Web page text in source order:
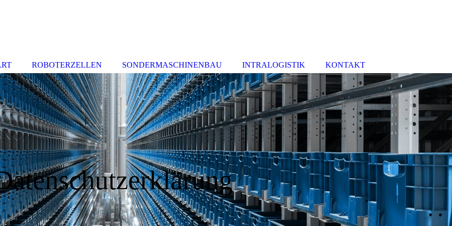
ROBOTERZELLEN SONDERMASCHINENBAU INTRALOGISTIK KONTAKT